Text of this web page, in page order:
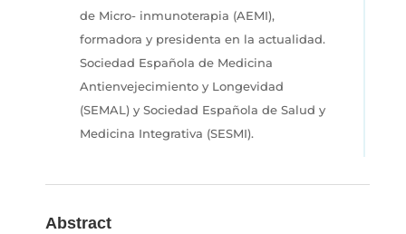
de Micro- inmunoterapia (AEMI),
formadora y presidenta en la actualidad.
Sociedad Española de Medicina
Antienvejecimiento y Longevidad
(SEMAL) y Sociedad Española de Salud y
Medicina Integrativa (SESMI).
Abstract